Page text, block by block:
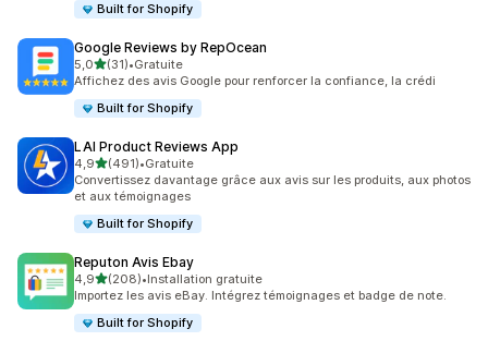
Built for Shopify
Google Reviews by RepOcean
5,0étoile(s) sur 5
(31)
31 avis au total
•Gratuite
Affichez des avis Google pour renforcer la confiance, la crédi
Built for Shopify
LAI Product Reviews App
4,9étoile(s) sur 5
(491)
491 avis au total
•Gratuite
Convertissez davantage grâce aux avis sur les produits, aux photos
et aux témoignages
Built for Shopify
Reputon Avis Ebay
4,9étoile(s) sur 5
(208)
208 avis au total
•Installation gratuite
Importez les avis eBay. Intégrez témoignages et badge de note.
Built for Shopify